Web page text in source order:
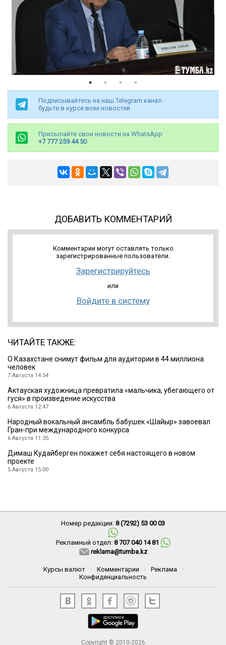
Подписывайтесь на наш Telegram канал -
будьте в курсе всех новостей
Присылайте свои новости на WhatsApp
+7 777 259 44 50
ДОБАВИТЬ КОММЕНТАРИЙ
Комментарии могут оставлять только
зарегистрированные пользователи.
Зарегистрируйтесь
или
Войдите в систему
ЧИТАЙТЕ ТАКЖЕ:
О Казахстане снимут фильм для аудитории в 44 миллиона
человек
7 Августа 14:54
Актауская художница превратила «мальчика, убегающего от
гуся» в произведение искусства
6 Августа 12:47
Народный вокальный ансамбль бабушек «Шайыр» завоевал
Гран-при международного конкурса
6 Августа 11:35
Димаш Кудайберген покажет себя настоящего в новом
проекте
5 Августа 15:00
Номер редакции: 8 (7292) 53 00 03
Рекламный отдел: 8 707 040 14 81
reklama@tumba.kz
Курсы валют · Комментарии · Реклама
·
Конфиденциальность
Copyright © 2010-2026